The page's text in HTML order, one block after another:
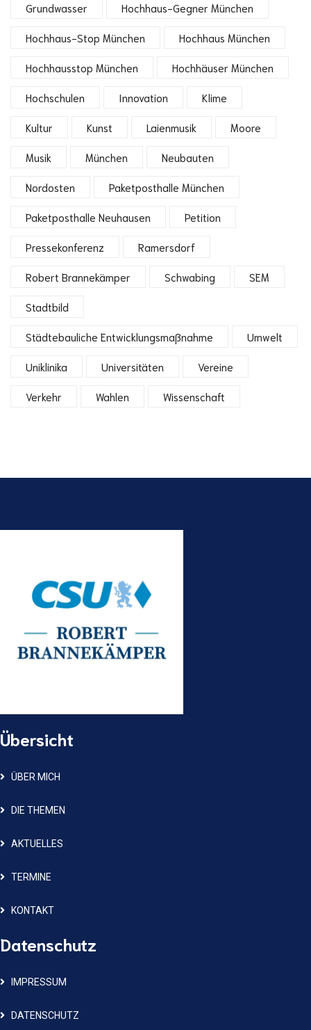
Grundwasser Hochhaus-Gegner München
Hochhaus-Stop München Hochhaus München
Hochhausstop München Hochhäuser München
Hochschulen Innovation Klime
Kultur Kunst Laienmusik Moore
Musik München Neubauten
Nordosten Paketposthalle München
Paketposthalle Neuhausen Petition
Pressekonferenz Ramersdorf
Robert Brannekämper Schwabing SEM
Stadtbild
Städtebauliche Entwicklungsmaßnahme Umwelt
Uniklinika Universitäten Vereine
Verkehr Wahlen Wissenschaft
Übersicht
ÜBER MICH
DIE THEMEN
AKTUELLES
TERMINE
KONTAKT
Datenschutz
IMPRESSUM
DATENSCHUTZ